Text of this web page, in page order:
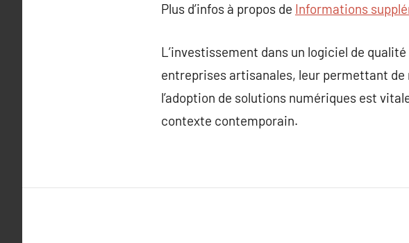
Plus d’infos à propos de Informations
L’investissement dans un logiciel de
entreprises artisanales, leur permettant
l’adoption de solutions numériques est
contexte contemporain.